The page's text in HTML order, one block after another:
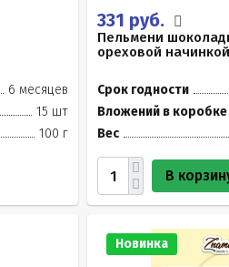
6 месяцев
15 шт
100 г
331 руб.
Пельмени
ореховой
Срок годности
Вложений в коробке
Вес
В
Новинка